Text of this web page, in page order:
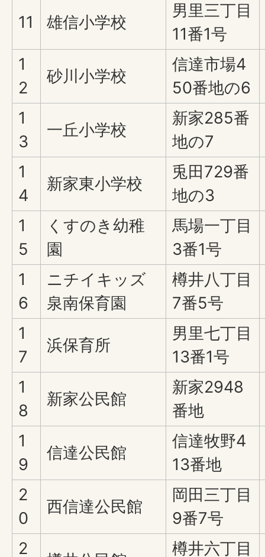
11 雄信小学校
男里三丁目
11番1号
1
2
砂川小学校
信達市場4
50番地の6
1
3
一丘小学校
新家285番
地の7
1
4
新家東小学校
兎田729番
地の3
1
5
くすのき幼稚
園
馬場一丁目
3番1号
1
6
ニチイキッズ
泉南保育園
樽井八丁目
7番5号
1
7
浜保育所
男里七丁目
13番1号
1
8
新家公民館
新家2948
番地
1
9
信達公民館
信達牧野4
13番地
2
0
西信達公民館
岡田三丁目
9番7号
2
樽井六丁目